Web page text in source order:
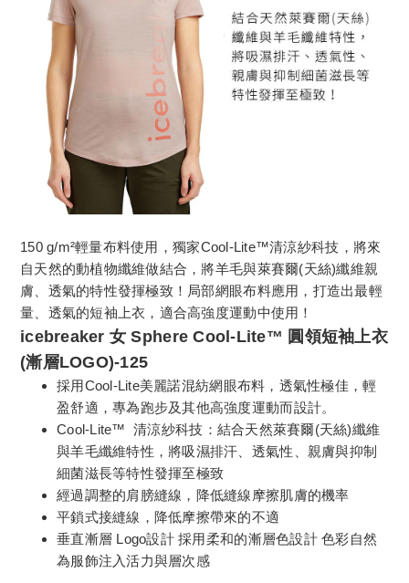
150 g/m²輕量布料使用，獨家Cool-Lite™清涼紗科技，將來
自天然的動植物纖維做結合，將羊毛與萊賽爾(天絲)纖維親
膚、透氣的特性發揮極致！局部網眼布料應用，打造出最輕
量、透氣的短袖上衣，適合高強度運動中使用！
icebreaker 女 Sphere Cool-Lite™ 圓領短袖上衣
(漸層LOGO)-125
採用Cool-Lite美麗諾混紡網眼布料，透氣性極佳，輕
盈舒適，專為跑步及其他高強度運動而設計。
Cool-Lite™ 清涼紗科技：結合天然萊賽爾(天絲)纖維
與羊毛纖維特性，將吸濕排汗、透氣性、親膚與抑制
細菌滋長等特性發揮至極致
經過調整的肩膀縫線，降低縫線摩擦肌膚的機率
平鎖式接縫線，降低摩擦帶來的不適
垂直漸層 Logo設計 採用柔和的漸層色設計 色彩自然
為服飾注入活力與層次感